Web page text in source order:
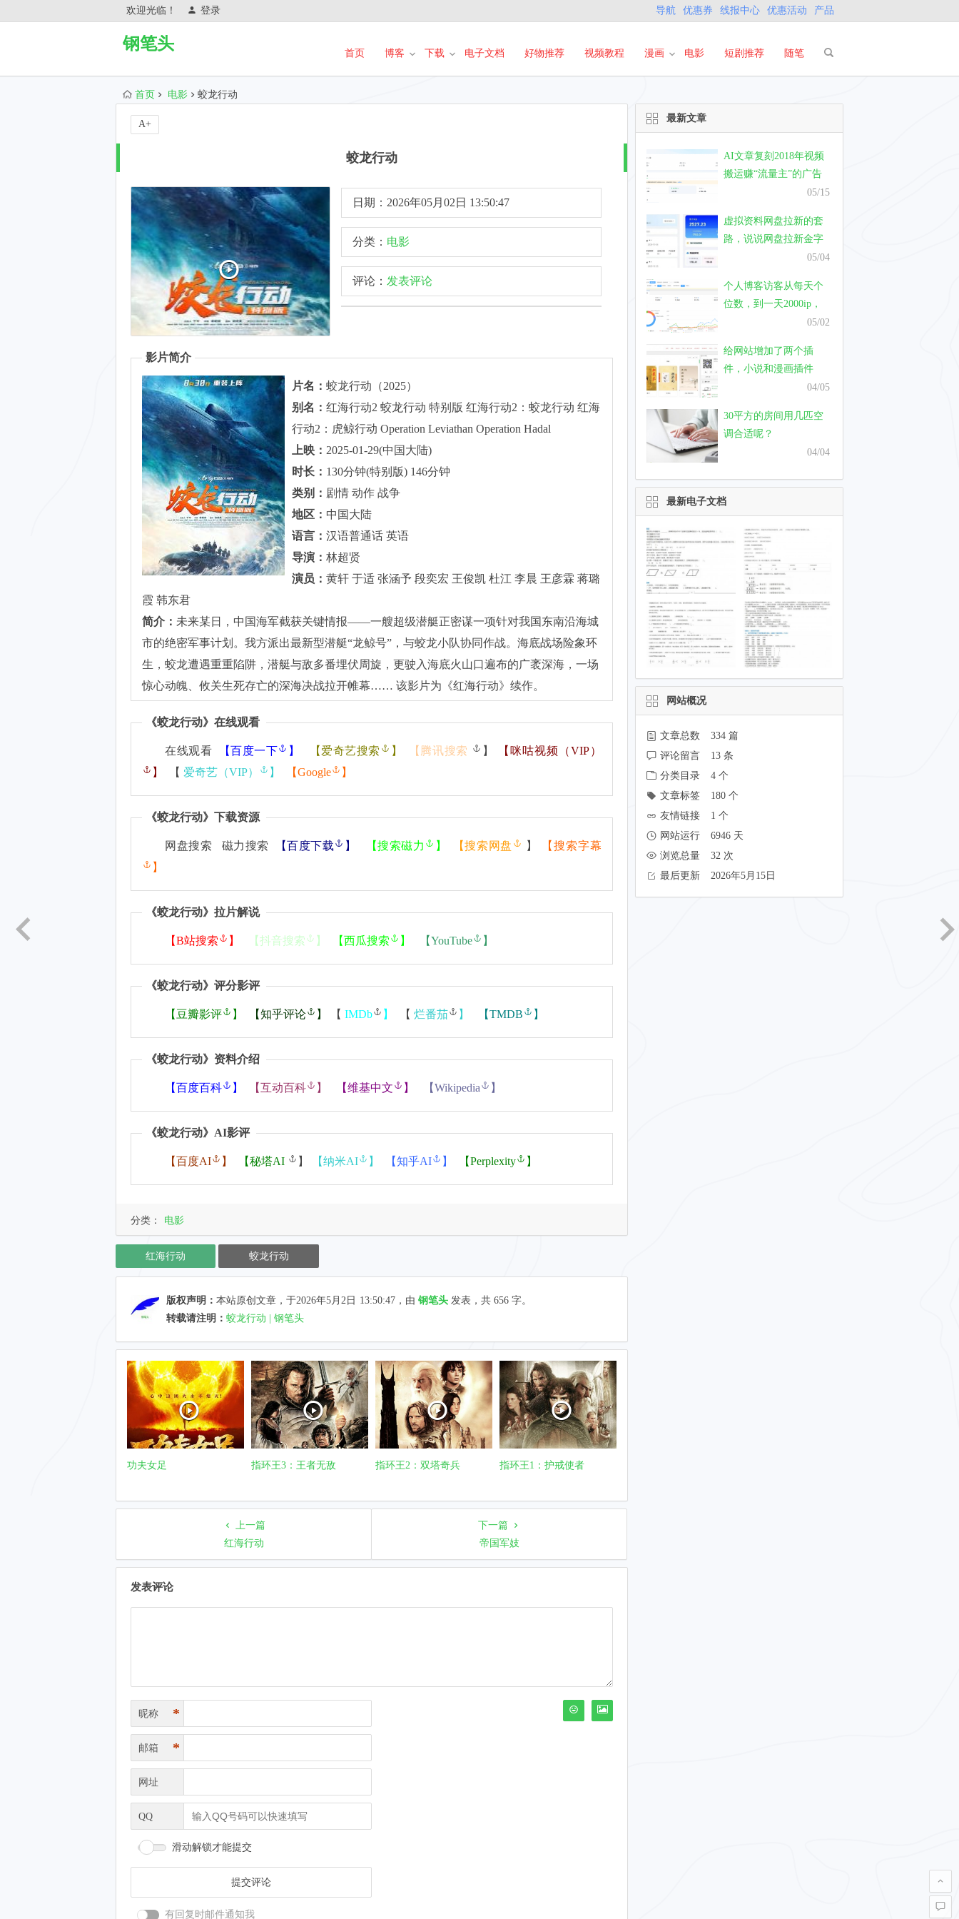
欢迎光临！ 登录 导航 优惠券 线报中心 优惠活动 产品
钢笔头
首页 博客 下载 电子文档 好物推荐 视频教程 漫画 电影 短剧推荐 随笔
首页 电影 蛟龙行动
蛟龙行动
日期：2026年05月02日 13:50:47
分类： 电影
评论： 发表评论
影片简介
片名： 蛟龙行动（2025）
别名： 红海行动2 蛟龙行动 特别版 红海行动2：蛟龙行动 红海
行动2：虎鲸行动 Operation Leviathan Operation Hadal
上映： 2025-01-29(中国大陆)
时长： 130分钟(特别版) 146分钟
类别： 剧情 动作 战争
地区： 中国大陆
语言： 汉语普通话 英语
导演： 林超贤
演员： 黄轩 于适 张涵予 段奕宏 王俊凯 杜江 李晨 王彦霖 蒋璐
霞 韩东君
简介： 未来某日，中国海军截获关键情报——一艘超级潜艇正密谋一项针对我国东南沿海城
市的绝密军事计划。我方派出最新型潜艇“龙鲸号”，与蛟龙小队协同作战。海底战场险象环
生，蛟龙遭遇重重陷阱，潜艇与敌多番埋伏周旋，更驶入海底火山口遍布的广袤深海，一场
惊心动魄、攸关生死存亡的深海决战拉开帷幕…… 该影片为《红海行动》续作。
《蛟龙行动》在线观看
在线观看 【百度一下 】 【 爱奇艺搜索 】 【 腾讯搜索 】 【 咪咕视频（VIP）
】
【 爱奇艺（VIP） 】 【Google 】
《蛟龙行动》下载资源
网盘搜索 磁力搜索 【百度下载 】 【搜索磁力 】 【搜索网盘 】 【 搜索字幕
】
《蛟龙行动》拉片解说
【B站搜索 】 【抖音搜索 】 【西瓜搜索 】 【YouTube 】
《蛟龙行动》评分影评
【 豆瓣影评 】 【知乎评论 】 【 IMDb 】 【 烂番茄 】 【TMDB 】
《蛟龙行动》资料介绍
【百度百科 】 【互动百科 】 【维基中文 】 【Wikipedia 】
《蛟龙行动》AI影评
【百度AI 】 【秘塔AI 】 【纳米AI 】 【知乎AI 】 【Perplexity 】
A+
分类： 电影
红海行动 蛟龙行动
版权声明： 本站原创文章，于2026年5月2日 13:50:47 ，由 钢笔头 发表，共 656 字。
转载请注明： 蛟龙行动 | 钢笔头
功夫女足 指环王3：王者无敌 指环王2：双塔奇兵 指环王1：护戒使者
上一篇
红海行动
下一篇
帝国军妓
发表评论
昵称 *
邮箱 *
网址
QQ
滑动解锁才能提交
有回复时邮件通知我
最新文章
AI文章复刻2018年视频
搬运赚“流量主”的广告
费，真的能有钱赚吗？
05/15
虚拟资料网盘拉新的套
路，说说网盘拉新金字
05/04
个人博客访客从每天个
位数，到一天2000ip，
05/02
给网站增加了两个插
件，小说和漫画插件
04/05
30平方的房间用几匹空
调合适呢？
04/04
最新电子文档
网站概况
文章总数
334 篇
评论留言
13 条
分类目录
4 个
文章标签
180 个
友情链接
1 个
网站运行
6946 天
浏览总量
32 次
最后更新
2026年5月15日